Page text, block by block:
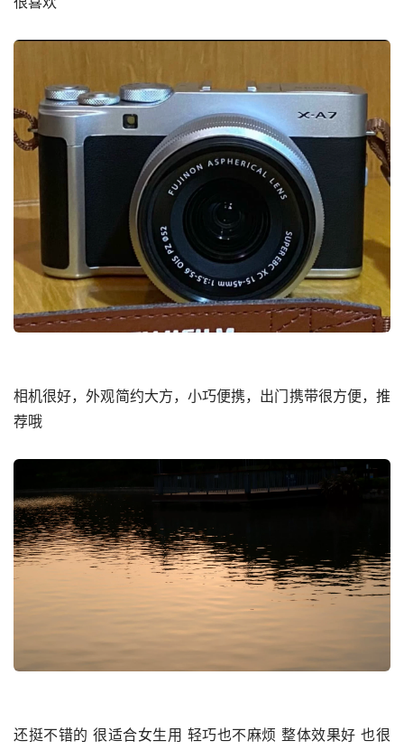
相机很好，外观简约大方，小巧便携，出门携带很方便，推
荐哦
还挺不错的 很适合女生用 轻巧也不麻烦 整体效果好 也很